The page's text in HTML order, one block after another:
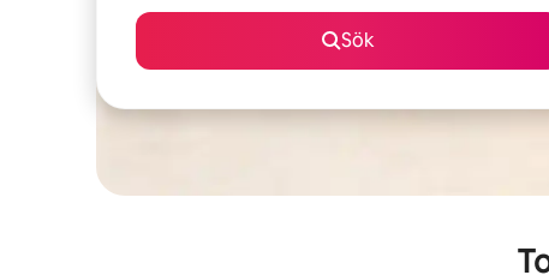
Sök